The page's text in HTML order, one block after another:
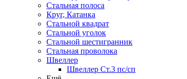
Стальная полоса
Круг, Катанка
Стальной квадрат
Стальной уголок
Стальной шестигранник
Стальная проволока
Швеллер
Швеллер Ст.3 пс/сп